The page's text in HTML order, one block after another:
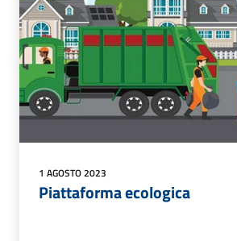
1 AGOSTO 2023
Piattaforma ecologica